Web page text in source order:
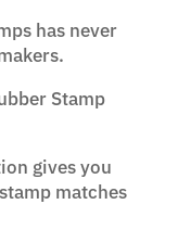
has never
Stamp
gives you
matches